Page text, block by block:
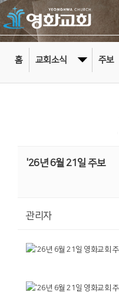
홈 교회소식 주보
'26년 6월 21일 주보
관리자